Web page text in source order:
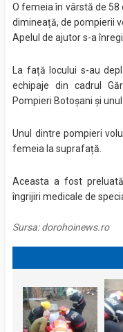
O femeia în vârstă de 58
dimineață, de pompierii
Apelul de ajutor s-a
La față locului s-au
echipaje din cadrul
Pompieri Botoșani și
Unul dintre pompieri
femeia la suprafață.
Aceasta a fost
îngrijiri medicale de
Sursa:dorohoinews.ro